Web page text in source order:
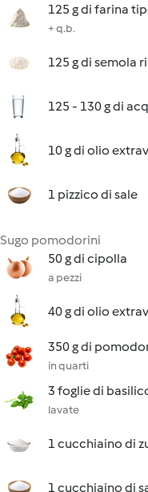
125 g di farina
+ q.b.
125 g di semola
125 - 130 g di
10 g di olio
1 pizzico di sale
Sugo pomodorini
50 g di cipolla
a pezzi
40 g di olio
350 g di
in quarti
3 foglie di
lavate
1 cucchiaino di
1 cucchiaino di